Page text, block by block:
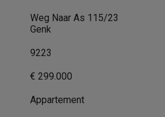
Weg Naar As 115/23
Genk
9223
€ 299.000
Appartement